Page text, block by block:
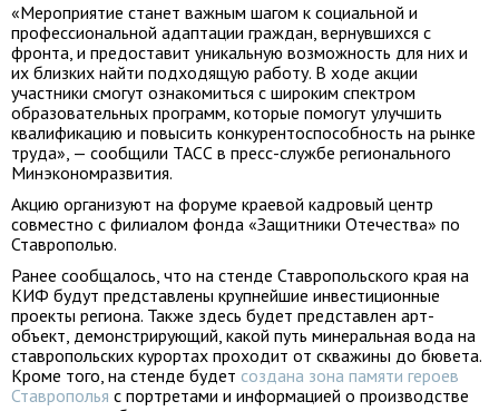
«Мероприятие станет важным шагом к социальной и
профессиональной адаптации граждан, вернувшихся с
фронта, и предоставит уникальную возможность для них и
их близких найти подходящую работу. В ходе акции
участники смогут ознакомиться с широким спектром
образовательных программ, которые помогут улучшить
квалификацию и повысить конкурентоспособность на рынке
труда», — сообщили ТАСС в пресс-службе регионального
Минэкономразвития.
Акцию организуют на форуме краевой кадровый центр
совместно с филиалом фонда «Защитники Отечества» по
Ставрополью.
Ранее сообщалось, что на стенде Ставропольского края на
КИФ будут представлены крупнейшие инвестиционные
проекты региона. Также здесь будет представлен арт-
объект, демонстрирующий, какой путь минеральная вода на
ставропольских курортах проходит от скважины до бювета.
Кроме того, на стенде будет создана зона памяти героев
Ставрополья с портретами и информацией о производстве